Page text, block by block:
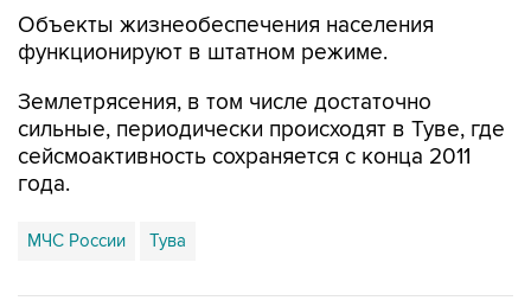
Объекты жизнеобеспечения населения
функционируют в штатном режиме.
Землетрясения, в том числе достаточно
сильные, периодически происходят в Туве, где
сейсмоактивность сохраняется с конца 2011
года.
МЧС России Тува